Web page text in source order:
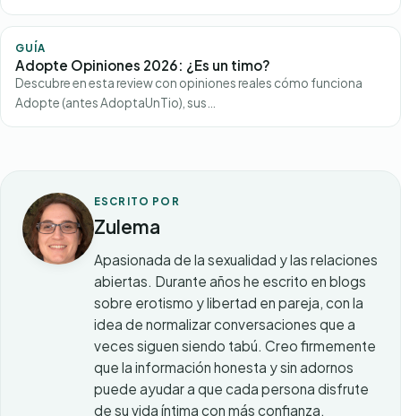
GUÍA
Adopte Opiniones 2026: ¿Es un timo?
Descubre en esta review con opiniones reales cómo funciona
Adopte (antes AdoptaUnTio), sus…
ESCRITO POR
Zulema
Apasionada de la sexualidad y las relaciones
abiertas. Durante años he escrito en blogs
sobre erotismo y libertad en pareja, con la
idea de normalizar conversaciones que a
veces siguen siendo tabú. Creo firmemente
que la información honesta y sin adornos
puede ayudar a que cada persona disfrute
de su vida íntima con más confianza.